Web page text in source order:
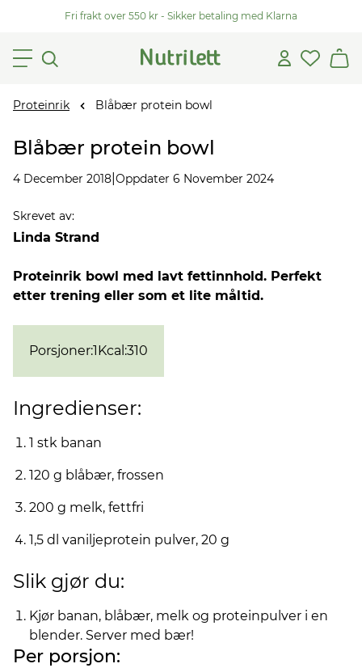
Fri frakt over 550 kr - Sikker betaling med Klarna
Proteinrik Blåbær protein bowl
Blåbær protein bowl
4 December 2018 Oppdater 6 November 2024
Skrevet av:
Linda Strand
Proteinrik bowl med lavt fettinnhold. Perfekt
etter trening eller som et lite måltid.
Porsjoner:1Kcal :310
Ingredienser:
1 stk banan
120 g blåbær, frossen
200 g melk, fettfri
1,5 dl vaniljeprotein pulver, 20 g
Slik gjør du:
Kjør banan, blåbær, melk og proteinpulver i en
blender. Server med bær!
Per porsjon: